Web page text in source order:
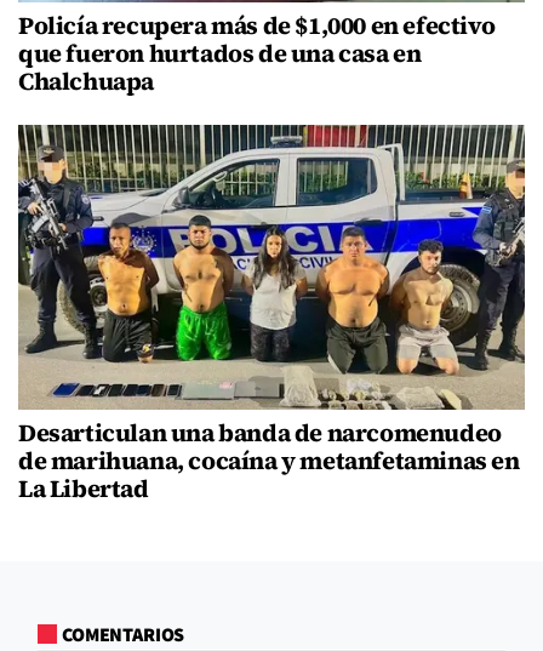
Policía recupera más de $1,000 en efectivo
que fueron hurtados de una casa en
Chalchuapa
Desarticulan una banda de narcomenudeo
de marihuana, cocaína y metanfetaminas en
La Libertad
COMENTARIOS